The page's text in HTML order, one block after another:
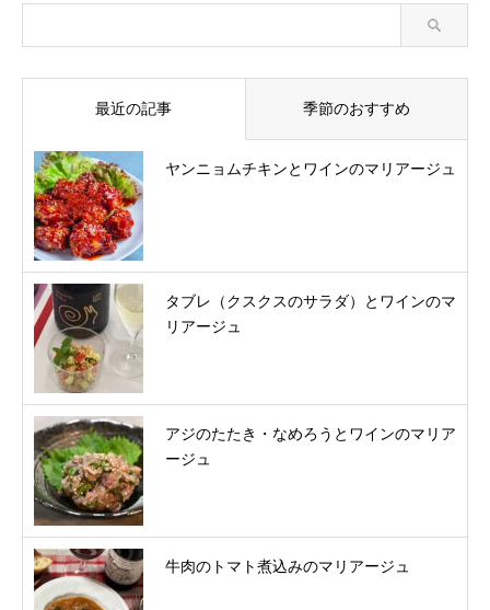
最近の記事 季節のおすすめ
ヤンニョムチキンとワインのマリアージュ
タブレ（クスクスのサラダ）とワインのマ
リアージュ
アジのたたき・なめろうとワインのマリア
ージュ
牛肉のトマト煮込みのマリアージュ